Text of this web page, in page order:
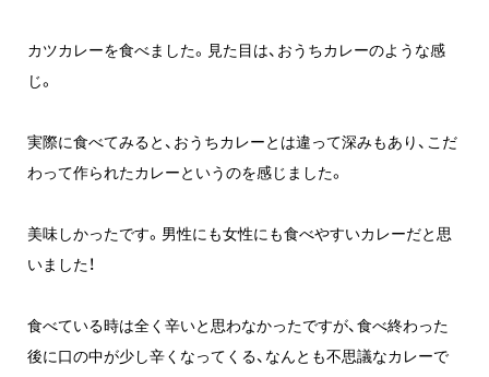
カツカレーを食べました。見た目は、おうちカレーのような感
じ。
実際に食べてみると、おうちカレーとは違って深みもあり、こだ
わって作られたカレーというのを感じました。
美味しかったです。男性にも女性にも食べやすいカレーだと思
いました！
食べている時は全く辛いと思わなかったですが、食べ終わった
後に口の中が少し辛くなってくる、なんとも不思議なカレーで